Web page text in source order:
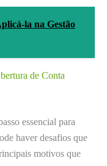
la na Gestão
de Conta
essencial para
haver desafios que
motivos que